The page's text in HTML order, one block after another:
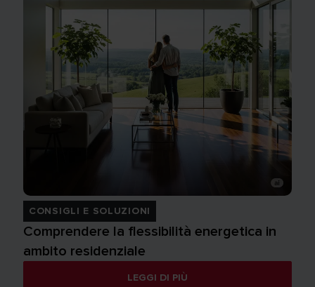
CONSIGLI E SOLUZIONI
Comprendere la flessibilità energetica in
ambito residenziale
LEGGI DI PIÙ